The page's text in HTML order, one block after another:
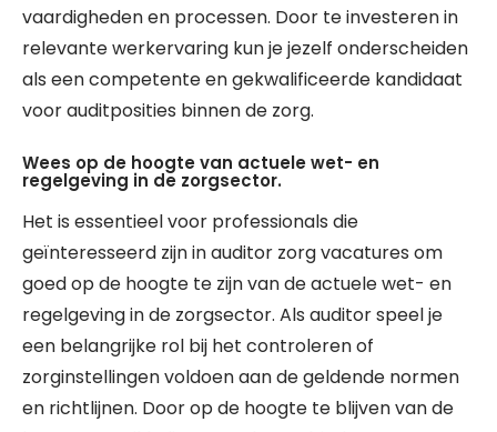
vaardigheden en processen. Door te investeren in
relevante werkervaring kun je jezelf onderscheiden
als een competente en gekwalificeerde kandidaat
voor auditposities binnen de zorg.
Wees op de hoogte van actuele wet- en
regelgeving in de zorgsector.
Het is essentieel voor professionals die
geïnteresseerd zijn in auditor zorg vacatures om
goed op de hoogte te zijn van de actuele wet- en
regelgeving in de zorgsector. Als auditor speel je
een belangrijke rol bij het controleren of
zorginstellingen voldoen aan de geldende normen
en richtlijnen. Door op de hoogte te blijven van de